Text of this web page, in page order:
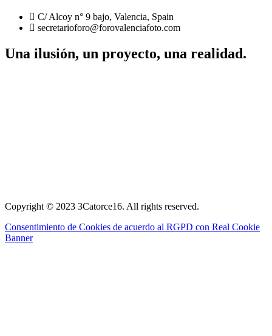
C/ Alcoy n° 9 bajo, Valencia, Spain
secretarioforo@forovalenciafoto.com
Una ilusión, un proyecto, una realidad.
Copyright © 2023 3Catorce16. All rights reserved.
Consentimiento de Cookies de acuerdo al RGPD con Real Cookie
Banner